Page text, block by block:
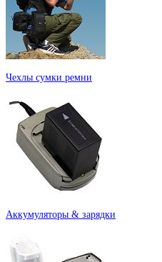
Чехлы сумки ремни
Аккумуляторы & зарядки